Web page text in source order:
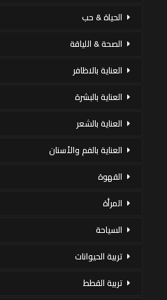
الحياة & حب
الصحة & اللياقة
العناية بالاظافر
العناية بالبشرة
العناية بالشعر
العناية بالفم والأسنان
القهوة
المرأة
السياحة
تربية الحيوانات
تربية القطط